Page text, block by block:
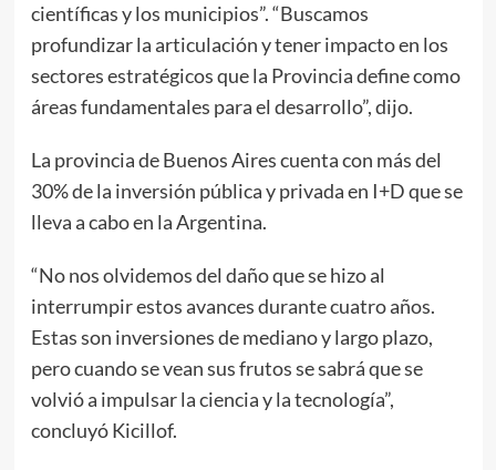
científicas y los municipios”. “Buscamos
profundizar la articulación y tener impacto en los
sectores estratégicos que la Provincia define como
áreas fundamentales para el desarrollo”, dijo.
La provincia de Buenos Aires cuenta con más del
30% de la inversión pública y privada en I+D que se
lleva a cabo en la Argentina.
“No nos olvidemos del daño que se hizo al
interrumpir estos avances durante cuatro años.
Estas son inversiones de mediano y largo plazo,
pero cuando se vean sus frutos se sabrá que se
volvió a impulsar la ciencia y la tecnología”,
concluyó Kicillof.